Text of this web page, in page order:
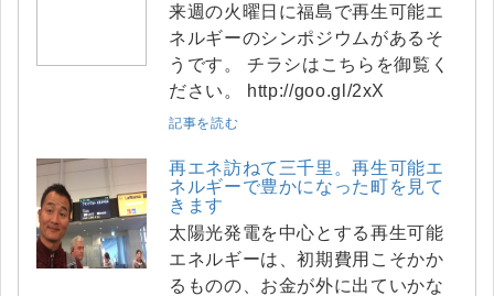
来週の火曜日に福島で再生可能エ
ネルギーのシンポジウムがあるそ
うです。 チラシはこちらを御覧く
ださい。 http://goo.gl/2xX
記事を読む
再エネ訪ねて三千里。再生可能エ
ネルギーで豊かになった町を見て
きます
太陽光発電を中心とする再生可能
エネルギーは、初期費用こそかか
るものの、お金が外に出ていかな